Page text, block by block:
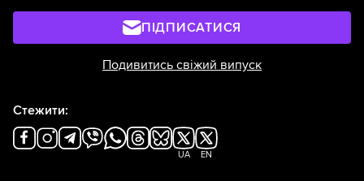
ПІДПИСАТИСЯ
Подивитись свіжий випуск
Стежити:
UA EN